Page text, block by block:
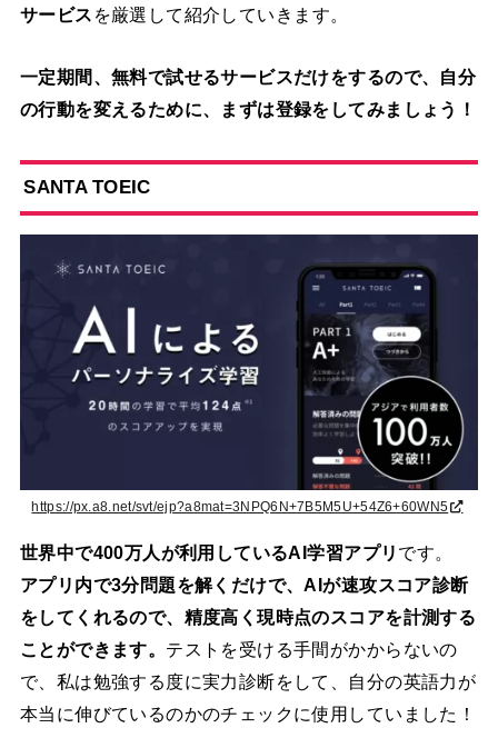
サービス を厳選して紹介していきます。
一定期間、無料で試せるサービスだけをするので、自分
の行動を変えるために、まずは登録をしてみましょう！
SANTA TOEIC
https://px.a8.net/svt/ejp?a8mat=3NPQ6N+7B5M5U+54Z6+60WN5
世界中で400万人が利用しているAI学習アプリ です。
アプリ内で3分問題を解くだけで、AIが速攻スコア診断
をしてくれるので、精度高く現時点のスコアを計測する
ことができます。 テストを受ける手間がかからないの
で、私は勉強する度に実力診断をして、自分の英語力が
本当に伸びているのかのチェックに使用していました！